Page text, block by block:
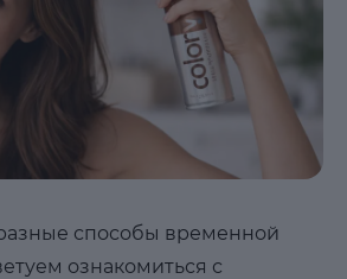
способы временной
ознакомиться с